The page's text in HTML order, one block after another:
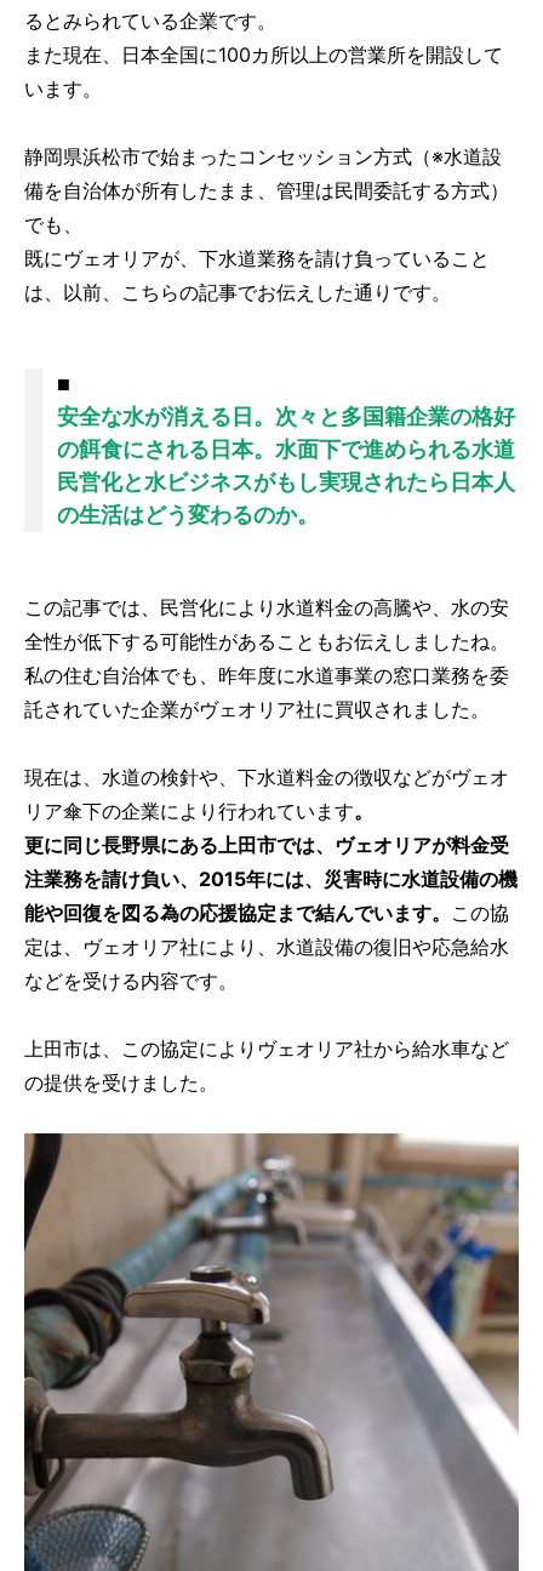
るとみられている企業です。
また現在、日本全国に100カ所以上の営業所を開設して
います。
静岡県浜松市で始まったコンセッション方式（※水道設
備を自治体が所有したまま、管理は民間委託する方式）
でも、
既にヴェオリアが、下水道業務を請け負っていること
は、以前、こちらの記事でお伝えした通りです。
■
安全な水が消える日。次々と多国籍企業の格好
の餌食にされる日本。水面下で進められる水道
民営化と水ビジネスがもし実現されたら日本人
の生活はどう変わるのか。
この記事では、民営化により水道料金の高騰や、水の安
全性が低下する可能性があることもお伝えしましたね。
私の住む自治体でも、昨年度に水道事業の窓口業務を委
託されていた企業がヴェオリア社に買収されました。
現在は、水道の検針や、下水道料金の徴収などがヴェオ
リア傘下の企業により行われています。
更に同じ長野県にある上田市では、ヴェオリアが料金受
注業務を請け負い、2015年には、災害時に水道設備の機
能や回復を図る為の応援協定まで結んでいます。 この協
定は、ヴェオリア社により、水道設備の復旧や応急給水
などを受ける内容です。
上田市は、この協定によりヴェオリア社から給水車など
の提供を受けました。